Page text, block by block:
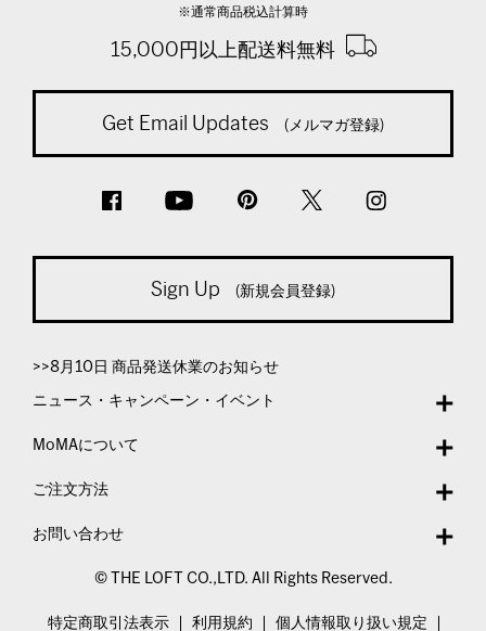
※通常商品税込計算時
15,000円以上配送料無料
Get Email Updates (メルマガ登録)
Sign Up (新規会員登録)
>>8月10日 商品発送休業のお知らせ
ニュース・キャンペーン・イベント
MoMAについて
ご注文方法
お問い合わせ
© THE LOFT CO.,LTD. All Rights Reserved.
特定商取引法表示 利用規約 個人情報取り扱い規定